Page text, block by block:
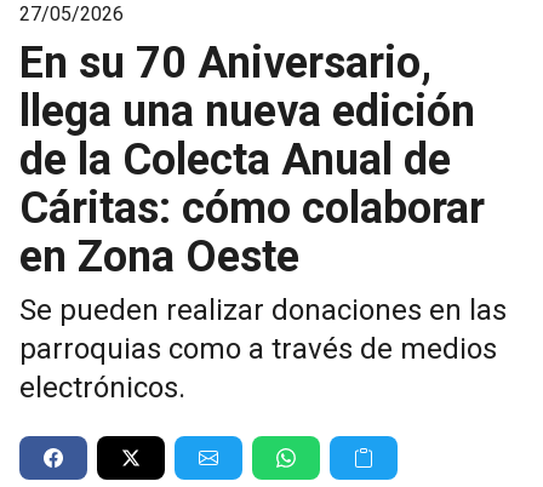
27/05/2026
En su 70 Aniversario,
llega una nueva edición
de la Colecta Anual de
Cáritas: cómo colaborar
en Zona Oeste
Se pueden realizar donaciones en las
parroquias como a través de medios
electrónicos.